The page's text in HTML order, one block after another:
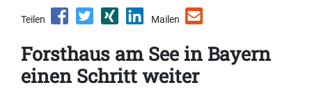
Teilen Mailen
Forsthaus am See in Bayern
einen Schritt weiter